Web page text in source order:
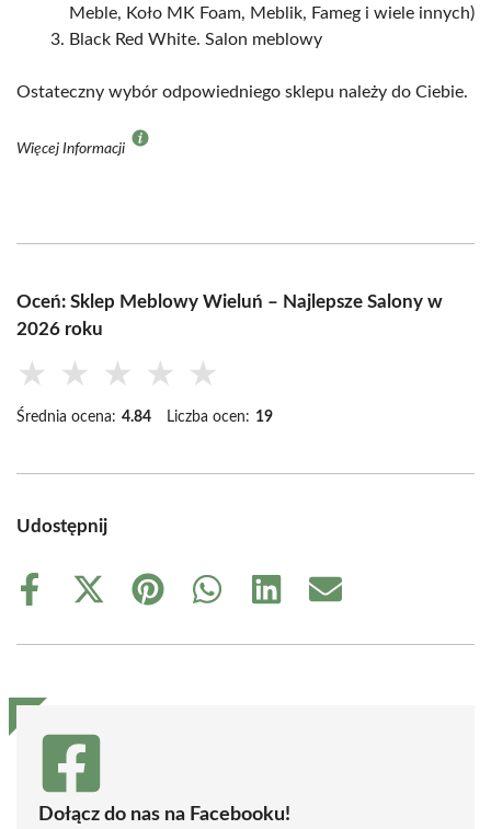
Meble, Koło MK Foam, Meblik, Fameg i wiele innych)
Black Red White. Salon meblowy
Ostateczny wybór odpowiedniego sklepu należy do Ciebie.
Więcej Informacji
Oceń: Sklep Meblowy Wieluń – Najlepsze Salony w
2026 roku
★ ★ ★ ★ ★
Średnia ocena: 4.84 Liczba ocen: 19
Udostępnij
Share
Share
(Twitter)
Share
Share
Share
Share
Dołącz do nas na Facebooku!